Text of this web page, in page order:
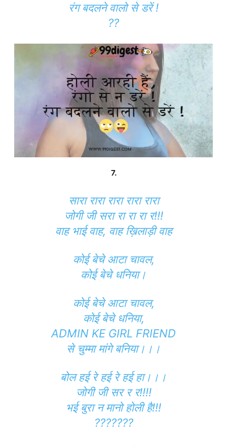
रंग बदलने वालो से डरें !
??
7.
सारा रारा रारा रारा रारा
जोगी जी सरा रा रा रा र!!!
वाह भाई वाह, वाह ख़िलाड़ी वाह
कोई बेचे आटा चावल,
कोई बेचे धनिया।
कोई बेचे आटा चावल,
कोई बेचे धनिया,
ADMIN KE GIRL FRIEND
से चुम्मा मांगे बनिया।।।
बोल हई रे हई रे हई हा।।।
जोगी जी सर र र!!!!
भई बुरा न मानो होली है!!!
???????